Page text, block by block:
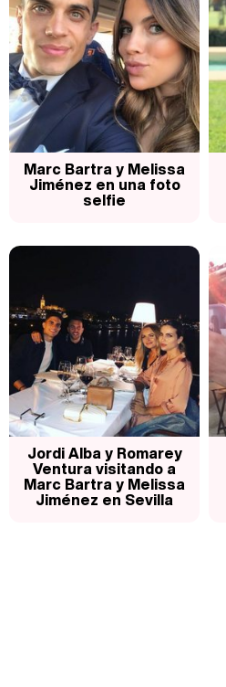
Marc Bartra y Melissa
Jiménez en una foto
selfie
Jordi Alba y Romarey
Ventura visitando a
Marc Bartra y Melissa
Jiménez en Sevilla